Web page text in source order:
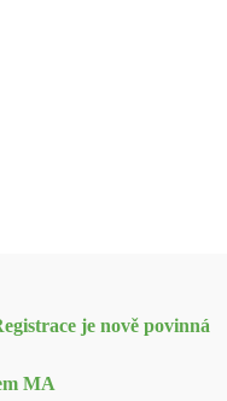
je nově povinná
MA